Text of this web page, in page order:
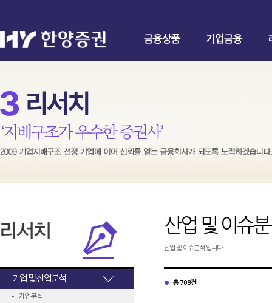
금융상품 기업금융
기업 및 산업분석
기업분석
산업 및 이슈
산업 및 이슈분석 입니다.
총 708건